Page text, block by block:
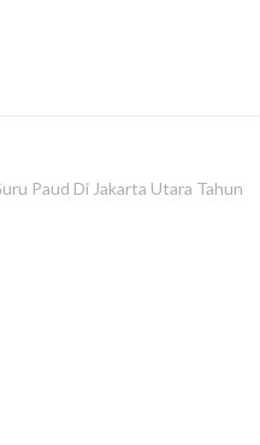
Paud Di Jakarta Utara Tahun